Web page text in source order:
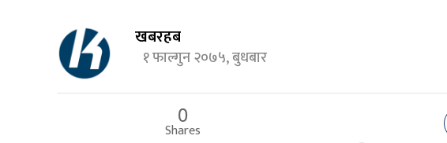
खबरहब
१ फाल्गुन २०७५, बुधबार
0
Shares